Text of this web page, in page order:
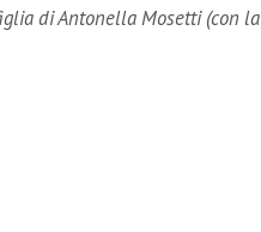
di Antonella Mosetti (con la